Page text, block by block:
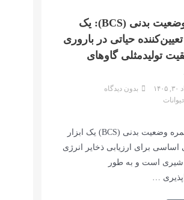
نمره وضعیت بدنی (BCS): یک
حیاتی در باروری
تولیدمثلی گاوهای
بدون دیدگاه
چکیده نمره وضعیت بدنی (BCS) یک ابزار
اساسی برای ارزیابی ذخایر انرژی
شیری است و به طور
…